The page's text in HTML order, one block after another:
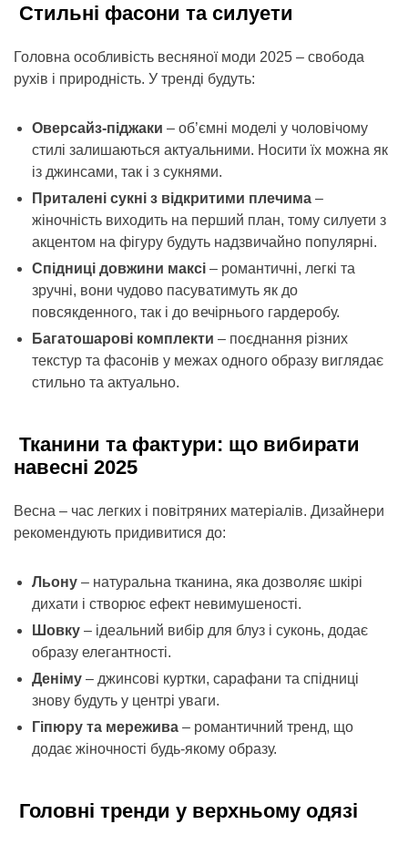
Стильні фасони та силуети
Головна особливість весняної моди 2025 – свобода
рухів і природність. У тренді будуть:
Оверсайз-піджаки – об’ємні моделі у чоловічому
стилі залишаються актуальними. Носити їх можна як
із джинсами, так і з сукнями.
Приталені сукні з відкритими плечима –
жіночність виходить на перший план, тому силуети з
акцентом на фігуру будуть надзвичайно популярні.
Спідниці довжини максі – романтичні, легкі та
зручні, вони чудово пасуватимуть як до
повсякденного, так і до вечірнього гардеробу.
Багатошарові комплекти – поєднання різних
текстур та фасонів у межах одного образу виглядає
стильно та актуально.
Тканини та фактури: що вибирати
навесні 2025
Весна – час легких і повітряних матеріалів. Дизайнери
рекомендують придивитися до:
Льону – натуральна тканина, яка дозволяє шкірі
дихати і створює ефект невимушеності.
Шовку – ідеальний вибір для блуз і суконь, додає
образу елегантності.
Деніму – джинсові куртки, сарафани та спідниці
знову будуть у центрі уваги.
Гіпюру та мережива – романтичний тренд, що
додає жіночності будь-якому образу.
Головні тренди у верхньому одязі